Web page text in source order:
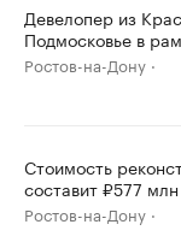
Девелопер из
Подмосковье в
Ростов-на-Дону
Стоимость
составит ₽577 млн
Ростов-на-Дону